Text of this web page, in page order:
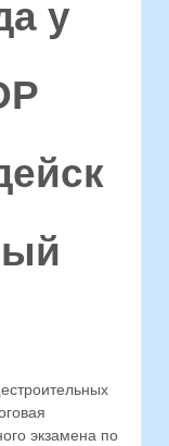
у
экзамена по